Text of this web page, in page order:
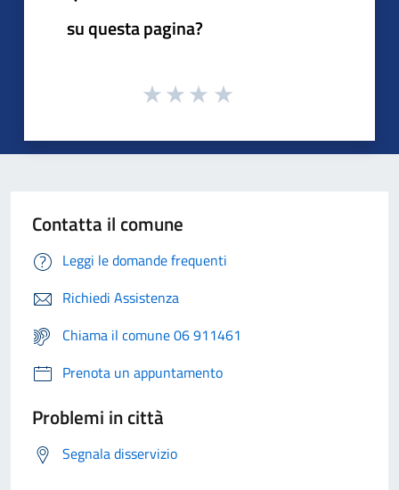
su questa pagina?
Contatta il comune
Leggi le domande frequenti
Richiedi Assistenza
Chiama il comune 06 911461
Prenota un appuntamento
Problemi in città
Segnala disservizio